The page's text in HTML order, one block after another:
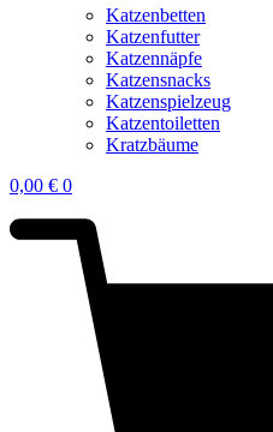
Katzenbetten
Katzenfutter
Katzennäpfe
Katzensnacks
Katzenspielzeug
Katzentoiletten
Kratzbäume
0,00 € 0